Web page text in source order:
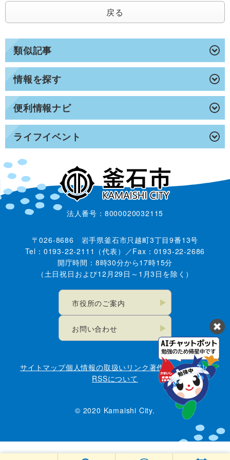
類似記事
情報を探す
便利情報ナビ
ライフイベント
戻る
法人番号：8000020032115
〒026-8686 岩手県釜石市只越町3丁目9番13号
Tel：0193-22-2111（代表）／Fax：0193-22-2686
開庁時間：8時30分から17時15分
（土日祝日および12月29日～1月3日を除く）
市役所のご案内
お問い合わせ
サイトマップ個人情報の取扱い リンク著作権・免責事項
RSSについて
© 2020 Kamaishi City.